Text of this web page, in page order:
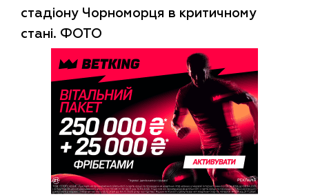
стадіону Чорноморця в критичному
стані. ФОТО